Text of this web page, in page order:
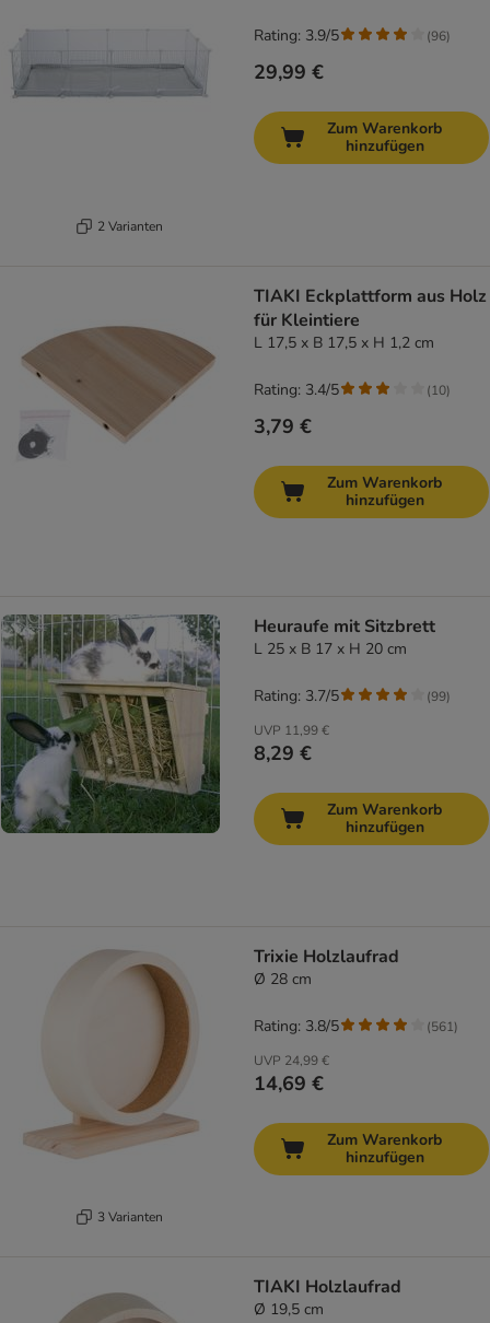
2 Varianten
29,99 €
Rating: 3.9/5 (96)
Zum Warenkorb
hinzufügen
TIAKI Eckplattform aus Holz
für Kleintiere
L 17,5 x B 17,5 x H 1,2 cm
3,79 €
Rating: 3.4/5 (10)
Zum Warenkorb
hinzufügen
Heuraufe mit Sitzbrett
L 25 x B 17 x H 20 cm
UVP 11,99 €
8,29 €
Rating: 3.7/5 (99)
Zum Warenkorb
hinzufügen
3 Varianten
Trixie Holzlaufrad
Ø 28 cm
UVP 24,99 €
14,69 €
Rating: 3.8/5 (561)
Zum Warenkorb
hinzufügen
TIAKI Holzlaufrad
Ø 19,5 cm